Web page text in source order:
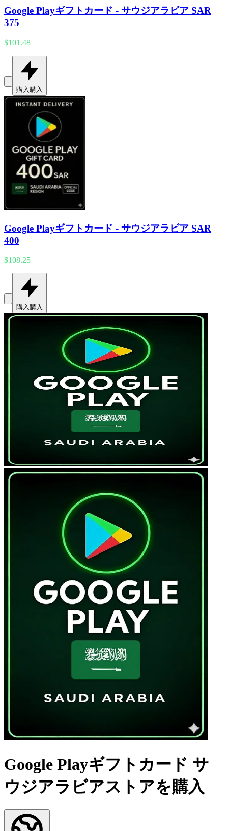
Google Playギフトカード - サウジアラビア SAR
375
$101.48
購入 購入
Google Playギフトカード - サウジアラビア SAR
400
$108.25
購入購入
Google Playギフトカード サ
ウジアラビアストアを購入